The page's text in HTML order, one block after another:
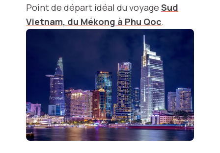
Point de départ idéal du voyage Sud
Vietnam, du Mékong à Phu Qoc.